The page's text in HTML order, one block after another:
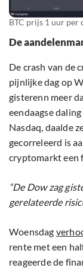
BTC prijs 1 uur per
De
De crash van de
pijnlijke dag op
gisterenn meer
eendaagse
Nasdaq, daalde
gecorreleerd is
cryptomarkt een
“De Dow zag
gerelateerde
Woensdag
rente met een
reageerde de